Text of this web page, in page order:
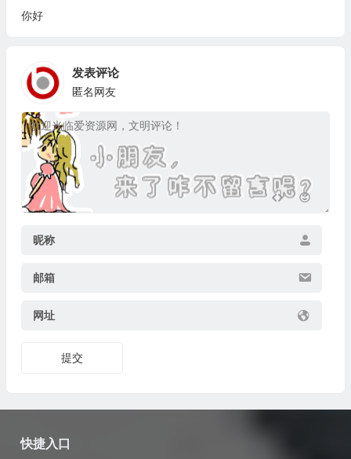
你好
发表评论
匿名网友
昵称
邮箱
网址
提交
快捷入口